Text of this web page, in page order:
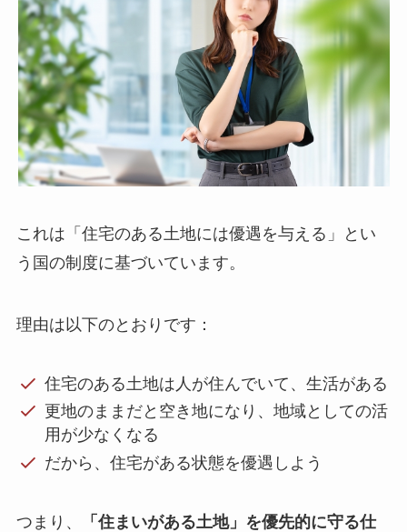
これは「住宅のある土地には優遇を与える」とい
う国の制度に基づいています。
理由は以下のとおりです：
住宅のある土地は人が住んでいて、生活がある
更地のままだと空き地になり、地域としての活
用が少なくなる
だから、住宅がある状態を優遇しよう
つまり、
「住まいがある土地」を優先的に守る仕